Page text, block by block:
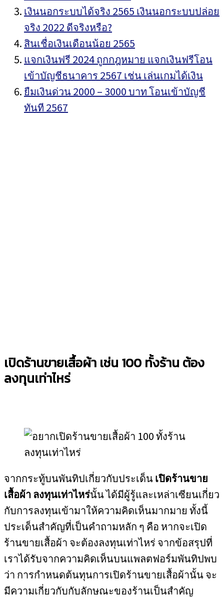
เงินนอกระบบได้จริง 2565 เงินนอกระบบปล่อย
จริง 2022 ดีจริงหรือ?
สินเชื่อเงินเดือนน้อย 2565
แจกเงินฟรี 2024 ถูกกฎหมาย แจกเงินฟรีโอน
เข้าบัญชีธนาคาร 2567 เช่น เล่นเกมได้เงิน
ยืมเงินด่วน 2000 – 3000 บาท โอนเข้าบัญชี
ทันที 2567
เปิดร้านขายเสื้อผ้า เช่น 100 ทั้งร้าน ต้อง
ลงทุนเท่าไหร่
จากกระทู้บนพันทิปเกี่ยวกับประเด็นเปิดร้านขาย
เสื้อผ้า ลงทุนเท่าไหร่นั้น ได้มีผู้รู้และเหล่าเซียนเกี่ยว
กับการลงทุนเข้ามาให้ความคิดเห็นมากมาย ทั้งนี้
ประเด็นสำคัญที่เป็นคำถามหลัก ๆ คือ หากจะเปิด
ร้านขายเสื้อผ้า จะต้องลงทุนเท่าไหร่ จากข้อสรุปที่
เราได้รับจากความคิดเห็นบนแพลตฟอร์มพันทิปพบ
ว่า การกำหนดต้นทุนการเปิดร้านขายเสื้อผ้านั้น จะ
มีความเกี่ยวกับกับลักษณะของร้านเป็นสำคัญ